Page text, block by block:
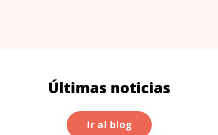
Últimas noticias
Ir al blog